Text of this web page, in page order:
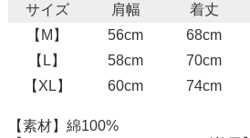
サイズ
肩幅 着丈
【M】
56cm 68cm
【L】
58cm 70cm
【XL】
60cm 74cm
【素材】綿100%